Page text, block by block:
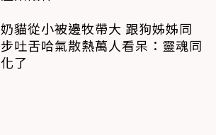
奶貓從小被邊牧帶大 跟狗姊姊同
步吐舌哈氣散熱萬人看呆：靈魂同
化了